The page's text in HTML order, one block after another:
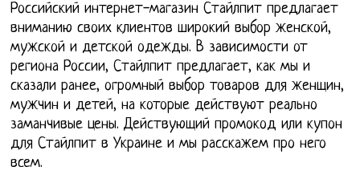
Российский интернет-магазин Стайлпит предлагает
вниманию своих клиентов широкий выбор женской,
мужской и детской одежды. В зависимости от
региона России, Стайлпит предлагает, как мы и
сказали ранее, огромный выбор товаров для женщин,
мужчин и детей, на которые действуют реально
заманчивые цены. Действующий промокод или купон
для Стайлпит в Украине и мы расскажем про него
всем.